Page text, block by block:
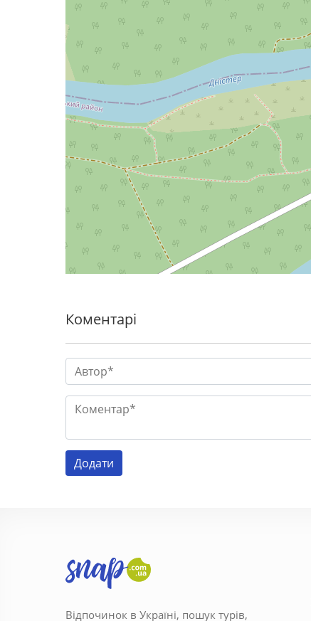
Коментарі
Відпочинок в Україні, пошук турів,